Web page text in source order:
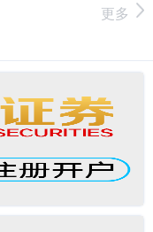
更多